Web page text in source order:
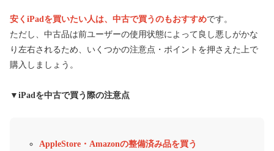
安くiPadを買いたい人は、中古で買うのもおすすめです。
ただし、中古品は前ユーザーの使用状態によって良し悪しがかな
り左右されるため、いくつかの注意点・ポイントを押さえた上で
購入しましょう。
▼iPadを中古で買う際の注意点
AppleStore・Amazonの整備済み品を買う